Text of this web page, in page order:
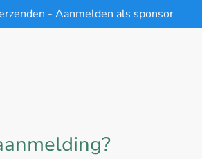
- Aanmelden als sponsor